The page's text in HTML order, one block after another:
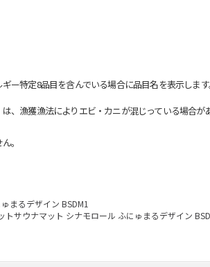
特定8品目を含んでいる場合に品目名を表示します
漁獲漁法によりエビ・カニが混じっている場合
。
まるデザイン BSDM1
トサウナマット シナモロール ふにゅまるデザイン